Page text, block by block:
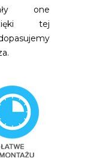
one
tej